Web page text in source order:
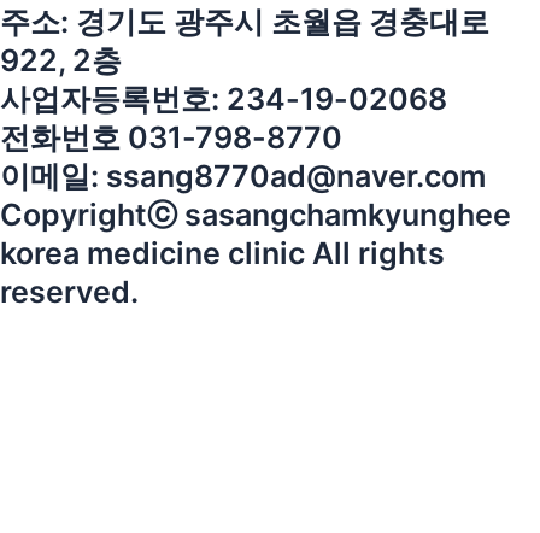
주소: 경기도 광주시 초월읍 경충대로
922, 2층
사업자등록번호: 234-19-02068
전화번호 031-798-8770
이메일: ssang8770ad@naver.com
Copyrightⓒ sasangchamkyunghee
korea medicine clinic All rights
reserved.